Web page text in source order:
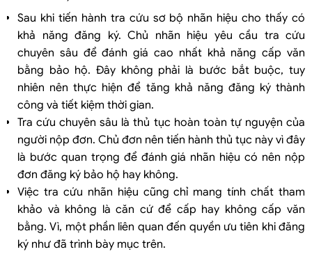
Sau khi tiến hành tra cứu sơ bộ nhãn hiệu cho thấy có
khả năng đăng ký. Chủ nhãn hiệu yêu cầu tra cứu
chuyên sâu để đánh giá cao nhất khả năng cấp văn
bằng bảo hộ. Đây không phải là bước bắt buộc, tuy
nhiên nên thực hiện để tăng khả năng đăng ký thành
công và tiết kiệm thời gian.
Tra cứu chuyên sâu là thủ tục hoàn toàn tự nguyện của
người nộp đơn. Chủ đơn nên tiến hành thủ tục này vì đây
là bước quan trọng để đánh giá nhãn hiệu có nên nộp
đơn đăng ký bảo hộ hay không.
Việc tra cứu nhãn hiệu cũng chỉ mang tính chất tham
khảo và không là căn cứ để cấp hay không cấp văn
bằng. Vì, một phần liên quan đến quyền ưu tiên khi đăng
ký như đã trình bày mục trên.